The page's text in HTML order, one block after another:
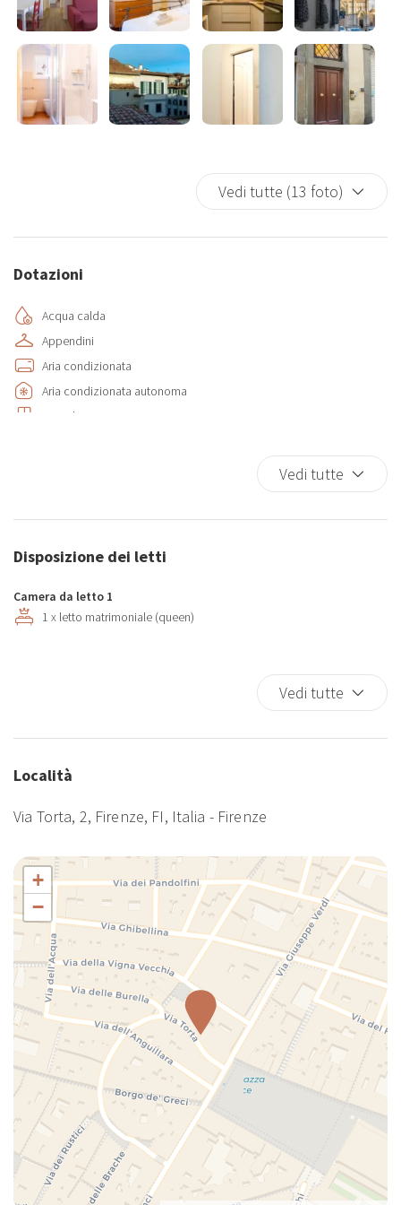
ascensore, quindi per raggiungerlo sarà necessario salire 78 gradini:
un piccolo sforzo che verrà ripagato dalla tranquillità dell’ambiente
e dalla meravigliosa atmosfera della zona.
Vedi tutte (13 foto)
Dotazioni
Acqua calda
Appendini
Aria condizionata
Aria condizionata autonoma
Armadi in stanza
Biancheria da letto
Bidet
Brandina da viaggio
Cucina
Doccia
Doccia calda istantanea
Fornelli
Forno a microonde
Frigorifero
Ingresso privato
Internet ad alta velocità
Internet wireless
Lava piatti
Lavastoviglie
Letto matrimoniale
Macchina caffè/te
Nozioni di base sulla cucina
Pentole e padelle
Phon
Piatti
Piatti e ciotole
Vedi tutte
Disposizione dei letti
Camera da letto 1
1 x letto matrimoniale (queen)
Vedi tutte
Località
Via Torta, 2, Firenze, FI, Italia - Firenze
+
−